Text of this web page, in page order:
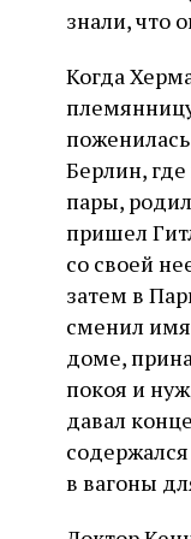
знали, что
Когда
Берлин,
пары,
пришел
со своей
затем в
сменил имя
доме,
покоя и
давал
в вагоны